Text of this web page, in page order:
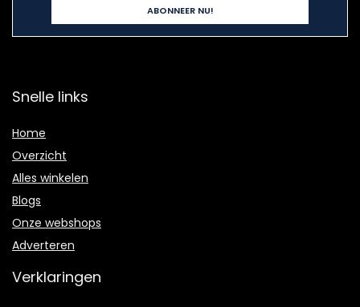
Snelle links
Home
Overzicht
Alles winkelen
Blogs
Onze webshops
Adverteren
Verklaringen